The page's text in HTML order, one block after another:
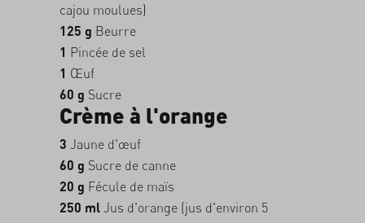
cajou moulues)
125 g Beurre
1 Pincée de sel
1 Œuf
60 g Sucre
Crème à l'orange
3 Jaune d'œuf
60 g Sucre de canne
20 g Fécule de maïs
250 ml Jus d'orange (jus d'environ 5